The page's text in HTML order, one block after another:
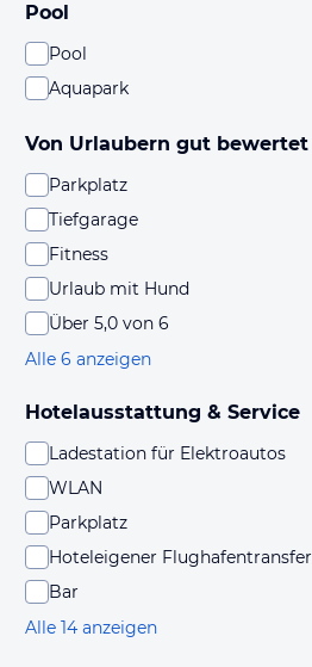
Pool
Pool
Aquapark
Von Urlaubern gut bewertet
Parkplatz
Tiefgarage
Fitness
Urlaub mit Hund
Über 5,0 von 6
Alle 6 anzeigen
Hotelausstattung & Service
Ladestation für Elektroautos
WLAN
Parkplatz
Hoteleigener Flughafentransfer
Bar
Alle 14 anzeigen